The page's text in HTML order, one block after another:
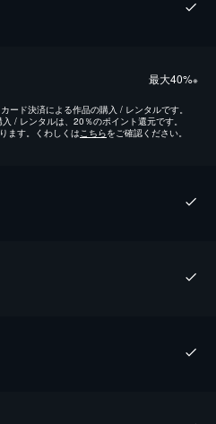
最⼤40%※
ード決済による作品の購入 / レンタルです。
/ レンタルは、20％のポイント還元です。
ます。くわしくは こちらをご確認ください。